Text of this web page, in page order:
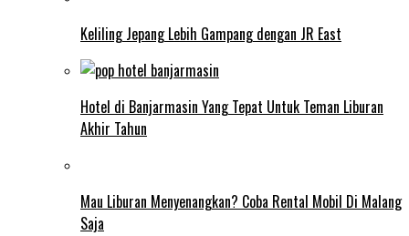
Keliling Jepang Lebih Gampang dengan JR East
Hotel di Banjarmasin Yang Tepat Untuk Teman Liburan
Akhir Tahun
Mau Liburan Menyenangkan? Coba Rental Mobil Di Malang
Saja